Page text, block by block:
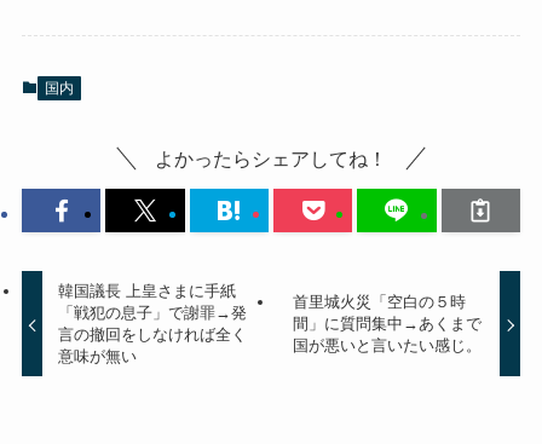
国内
よかったらシェアしてね！
韓国議長 上皇さまに手紙
「戦犯の息子」で謝罪→発
言の撤回をしなければ全く
意味が無い
首里城火災「空白の５時
間」に質問集中→あくまで
国が悪いと言いたい感じ。